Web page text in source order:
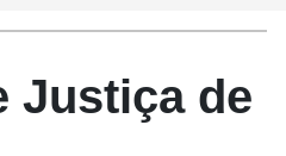
Justiça de